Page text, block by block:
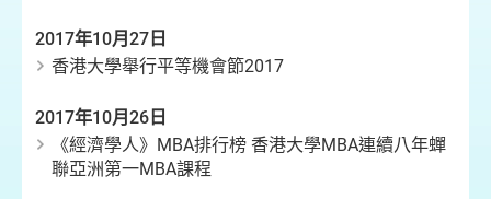
2017年10月27日
香港大學舉行平等機會節2017
2017年10月26日
《經濟學人》MBA排行榜 香港大學MBA連續八年蟬
聯亞洲第一MBA課程